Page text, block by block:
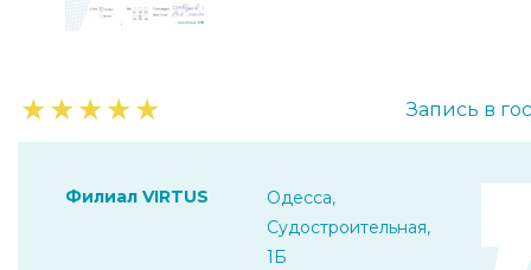
★★★★★ Запись в
Филиал VIRTUS
Одесса,
Судостроительная,
1Б